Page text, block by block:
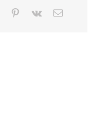
Tumblr Pinterest
Vk
Correo